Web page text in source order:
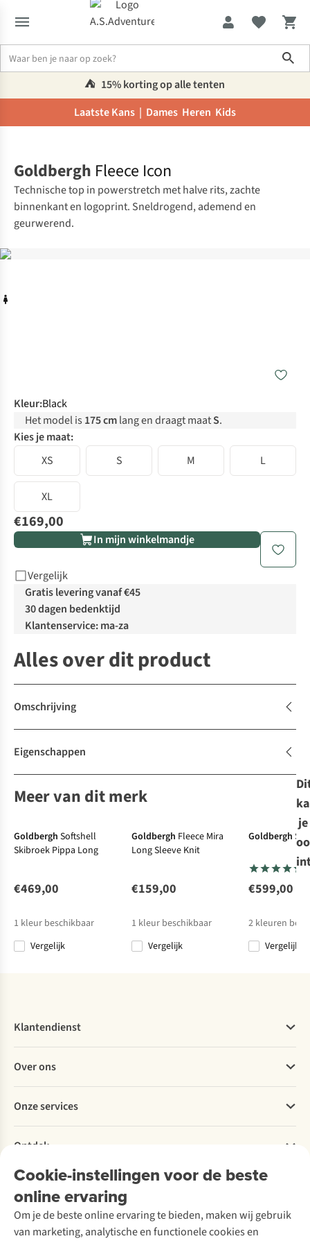
⛺️ 15% korting op alle tenten
Laatste Kans | Dames Heren Kids
Goldbergh Fleece Icon
Technische top in powerstretch met halve rits, zachte
binnenkant en logoprint. Sneldrogend, ademend en
geurwerend.
Kleur:Black
Het model is 175 cmlang en draagt maatS.
Kies je maat:
XS
S M L
XL
€169,00
In mijn winkelmandje
Vergelijk
Gratis levering vanaf €45
30 dagen bedenktijd
Klantenservice: ma-za
Alles over dit product
Omschrijving
Eigenschappen
Meer van dit merk
Goldbergh Softshell
Skibroek Pippa Long
€469,00
1 kleur beschikbaar
Vergelijk
Goldbergh Fleece Mira
Long Sleeve Knit
€159,00
1 kleur beschikbaar
Vergelijk
Goldbergh
€599,00
2 kleuren
%
Vergelijk
je
Cookie-instellingen voor de beste
online ervaring
Om je de beste online ervaring te bieden, maken wij gebruik
van marketing, analytische en functionele cookies en
Klantendienst
Bestellen
Betalen
Levering
Retourneren
Bestelling herroepen
Garantie
Contact
Over ons
Explore More
Verantwoord ondernemen
Over Ayacucho
Onze winkels
Over A.S.Adventure
Toegankelijkheidsverklaring
Onze services
Ski-onderhoud
Wasservice
Schoenonderhoud
Schoenherstelling
Kledingherstelling
Ontdek
A.S.Magazine
Podcast
Explore Academy
Explore Camp
Meld je aan voor de nieuwsbrief